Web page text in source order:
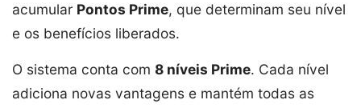
acumular Pontos Prime, que determinam seu nível
e os benefícios liberados.
O sistema conta com 8 níveis Prime. Cada nível
adiciona novas vantagens e mantém todas as